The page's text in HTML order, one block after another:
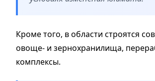
Кроме того, в области строятся
овоще- и зернохранилища,
комплексы.